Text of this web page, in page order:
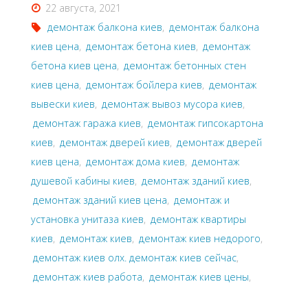
22 августа, 2021
демонтаж балкона киев, демонтаж балкона
киев цена, демонтаж бетона киев, демонтаж
бетона киев цена, демонтаж бетонных стен
киев цена, демонтаж бойлера киев, демонтаж
вывески киев, демонтаж вывоз мусора киев,
демонтаж гаража киев, демонтаж гипсокартона
киев, демонтаж дверей киев, демонтаж дверей
киев цена, демонтаж дома киев, демонтаж
душевой кабины киев, демонтаж зданий киев,
демонтаж зданий киев цена, демонтаж и
установка унитаза киев, демонтаж квартиры
киев, демонтаж киев, демонтаж киев недорого,
демонтаж киев олх. демонтаж киев сейчас,
демонтаж киев работа, демонтаж киев цены,